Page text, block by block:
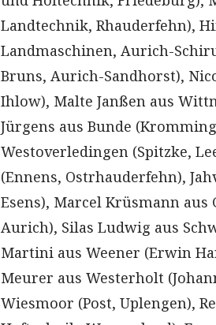
Landtechnik, Rhauderfehn),
Landmaschinen, Aurich-
Bruns, Aurich-Sandhorst),
Ihlow), Malte Janßen aus
Jürgens aus Bunde
Westoverledingen (Spitzke,
(Ennens, Ostrhauderfehn),
Esens), Marcel Krüsmann
Aurich), Silas Ludwig aus
Martini aus Weener (Erwin
Meurer aus Westerholt
Wiesmoor (Post, Uplengen),